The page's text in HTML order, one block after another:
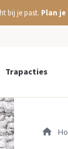
bij je past. Plan
Trapacties